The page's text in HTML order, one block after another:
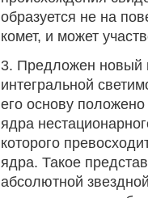
образуется не на
комет, и может
3. Предложен новый
интегральной
его основу
ядра
которого
ядра. Такое
абсолютной